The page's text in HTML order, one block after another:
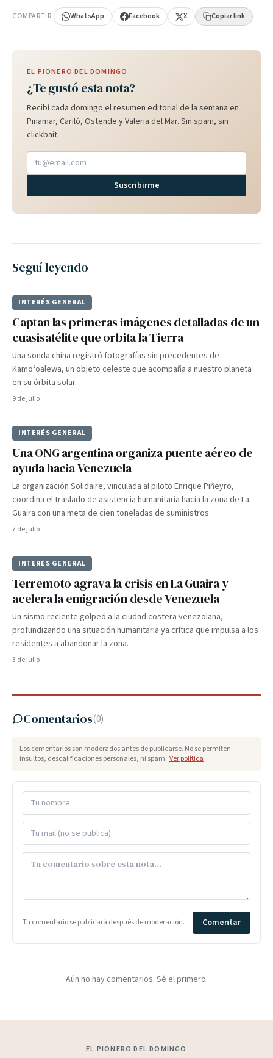
COMPARTIR WhatsApp Facebook X Copiar link
EL PIONERO DEL DOMINGO
¿Te gustó esta nota?
Recibí cada domingo el resumen editorial de la semana en
Pinamar, Cariló, Ostende y Valeria del Mar. Sin spam, sin
clickbait.
Suscribirme
Seguí leyendo
INTERÉS GENERAL
Captan las primeras imágenes detalladas de un
cuasisatélite que orbita la Tierra
Una sonda china registró fotografías sin precedentes de
Kamoʻoalewa, un objeto celeste que acompaña a nuestro planeta
en su órbita solar.
9 de julio
INTERÉS GENERAL
Una ONG argentina organiza puente aéreo de
ayuda hacia Venezuela
La organización Solidaire, vinculada al piloto Enrique Piñeyro,
coordina el traslado de asistencia humanitaria hacia la zona de La
Guaira con una meta de cien toneladas de suministros.
7 de julio
INTERÉS GENERAL
Terremoto agrava la crisis en La Guaira y
acelera la emigración desde Venezuela
Un sismo reciente golpeó a la ciudad costera venezolana,
profundizando una situación humanitaria ya crítica que impulsa a los
residentes a abandonar la zona.
3 de julio
Comentarios(0)
Los comentarios son moderados antes de publicarse. No se permiten
insultos, descalificaciones personales, ni spam. Ver política
Tu comentario se publicará después de moderación. Comentar
Aún no hay comentarios. Sé el primero.
EL PIONERO DEL DOMINGO